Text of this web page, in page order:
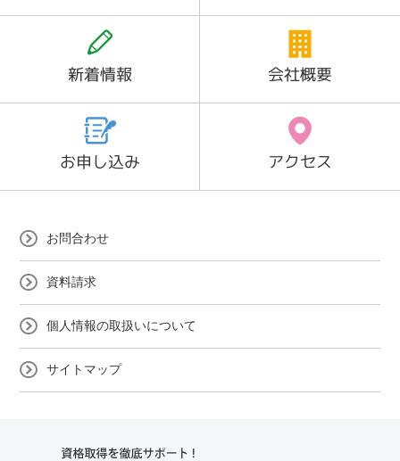
新着情報 会社概要
お申し込み アクセス
お問合わせ
資料請求
個人情報の取扱いについて
サイトマップ